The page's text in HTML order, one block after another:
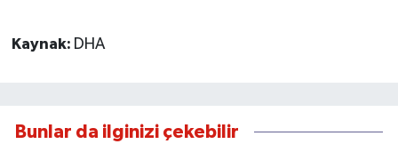
Kaynak: DHA
Bunlar da ilginizi çekebilir